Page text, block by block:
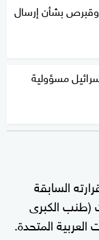
وقبرص بشأن إرسال
مسؤولية
السابقة
(طنب الكبرى
المتحدة.